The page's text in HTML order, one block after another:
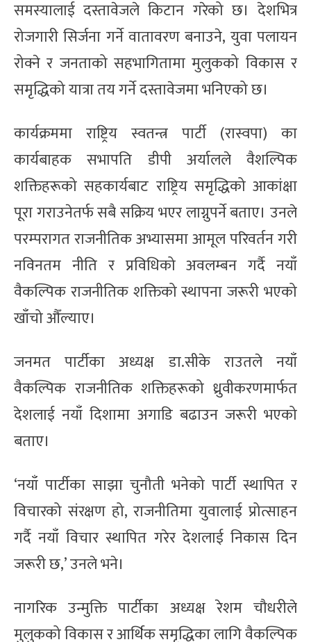
समस्यालाई दस्तावेजले किटान गरेको छ। देशभित्र
रोजगारी सिर्जना गर्ने वातावरण बनाउने, युवा पलायन
रोक्ने र जनताको सहभागितामा मुलुकको विकास र
समृद्धिको यात्रा तय गर्ने दस्तावेजमा भनिएको छ।
कार्यक्रममा राष्ट्रिय स्वतन्त्र पार्टी (रास्वपा) का
कार्यबाहक सभापति डीपी अर्यालले वैशल्पिक
शक्तिहरूको सहकार्यबाट राष्ट्रिय समृद्धिको आकांक्षा
पूरा गराउनेतर्फ सबै सक्रिय भएर लाग्नुपर्ने बताए। उनले
परम्परागत राजनीतिक अभ्यासमा आमूल परिवर्तन गरी
नविनतम नीति र प्रविधिको अवलम्बन गर्दै नयाँ
वैकल्पिक राजनीतिक शक्तिको स्थापना जरूरी भएको
खाँचो औँल्याए।
जनमत पार्टीका अध्यक्ष डा.सीके राउतले नयाँ
वैकल्पिक राजनीतिक शक्तिहरूको ध्रुवीकरणमार्फत
देशलाई नयाँ दिशामा अगाडि बढाउन जरूरी भएको
बताए।
‘नयाँ पार्टीका साझा चुनौती भनेको पार्टी स्थापित र
विचारको संरक्षण हो, राजनीतिमा युवालाई प्रोत्साहन
गर्दै नयाँ विचार स्थापित गरेर देशलाई निकास दिन
जरूरी छ,’ उनले भने।
नागरिक उन्मुक्ति पार्टीका अध्यक्ष रेशम चौधरीले
मुलुकको विकास र आर्थिक समृद्धिका लागि वैकल्पिक